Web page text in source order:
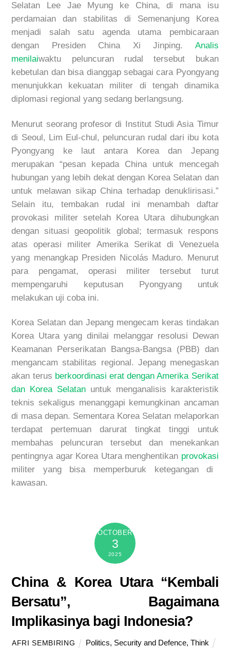
Selatan Lee Jae Myung ke China, di mana isu
perdamaian dan stabilitas di Semenanjung Korea
menjadi salah satu agenda utama pembicaraan
dengan Presiden China Xi Jinping. Analis
menilaiwaktu peluncuran rudal tersebut bukan
kebetulan dan bisa dianggap sebagai cara Pyongyang
menunjukkan kekuatan militer di tengah dinamika
diplomasi regional yang sedang berlangsung.
Menurut seorang profesor di Institut Studi Asia Timur
di Seoul, Lim Eul-chul, peluncuran rudal dari ibu kota
Pyongyang ke laut antara Korea dan Jepang
merupakan “pesan kepada China untuk mencegah
hubungan yang lebih dekat dengan Korea Selatan dan
untuk melawan sikap China terhadap denuklirisasi.”
Selain itu, tembakan rudal ini menambah daftar
provokasi militer setelah Korea Utara dihubungkan
dengan situasi geopolitik global; termasuk respons
atas operasi militer Amerika Serikat di Venezuela
yang menangkap Presiden Nicolás Maduro. Menurut
para pengamat, operasi militer tersebut turut
mempengaruhi keputusan Pyongyang untuk
melakukan uji coba ini.
Korea Selatan dan Jepang mengecam keras tindakan
Korea Utara yang dinilai melanggar resolusi Dewan
Keamanan Perserikatan Bangsa-Bangsa (PBB) dan
mengancam stabilitas regional. Jepang menegaskan
akan terus berkoordinasi erat dengan Amerika Serikat
dan Korea Selatan untuk menganalisis karakteristik
teknis sekaligus menanggapi kemungkinan ancaman
di masa depan. Sementara Korea Selatan melaporkan
terdapat pertemuan darurat tingkat tinggi untuk
membahas peluncuran tersebut dan menekankan
pentingnya agar Korea Utara menghentikan provokasi
militer yang bisa memperburuk ketegangan di
kawasan.
OCTOBER
3
2025
China & Korea Utara “Kembali
Bersatu”, Bagaimana
Implikasinya bagi Indonesia?
AFRI SEMBIRING Politics, Security and Defence,Think